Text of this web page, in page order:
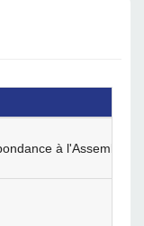
à l'Assemblée